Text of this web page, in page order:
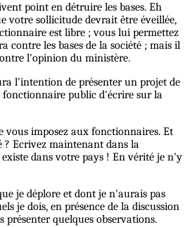
point en détruire les bases. Eh
votre sollicitude devrait être éveillée,
est libre ; vous lui permettez
contre les bases de la société ; mais il
l'opinion du ministère.
l'intention de présenter un projet de
public d'écrire sur la
vous imposez aux fonctionnaires. Et
? Ecrivez maintenant dans la
dans votre pays ! En vérité je n'y
je déplore et dont je n'aurais pas
je dois, en présence de la discussion
présenter quelques observations.